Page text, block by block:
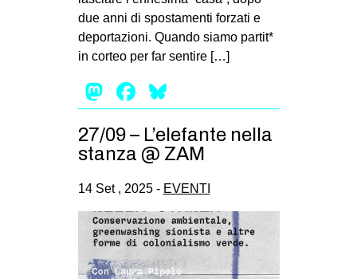
due anni di spostamenti forzati e
deportazioni. Quando siamo partit*
in corteo per far sentire […]
Mastodon
Facebook
27/09 – L’elefante nella
stanza @ ZAM
14 Set , 2025 - EVENTI